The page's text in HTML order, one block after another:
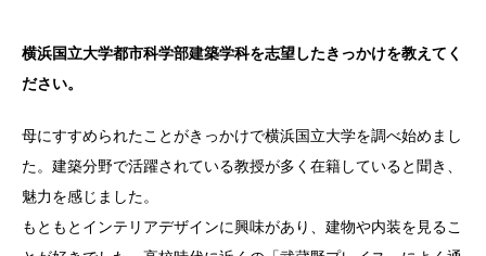
横浜国立大学都市科学部建築学科を志望したきっかけを教えてく
ださい。
母にすすめられたことがきっかけで横浜国立大学を調べ始めまし
た。建築分野で活躍されている教授が多く在籍していると聞き、
魅力を感じました。
もともとインテリアデザインに興味があり、建物や内装を見るこ